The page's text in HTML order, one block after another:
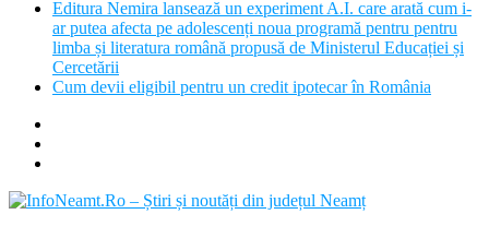
Editura Nemira lansează un experiment A.I. care arată cum i-
ar putea afecta pe adolescenți noua programă pentru pentru
limba și literatura română propusă de Ministerul Educației și
Cercetării
Cum devii eligibil pentru un credit ipotecar în România